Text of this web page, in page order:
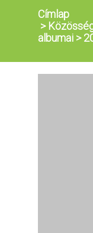
Címlap
>
albumai >